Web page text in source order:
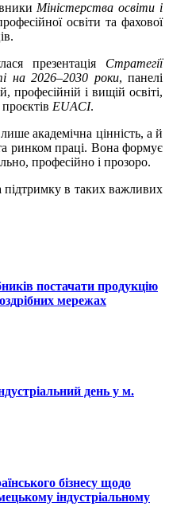
Міністерства освіти і
освіти та фахової
презентація Стратегії
на 2026–2030 роки, панелі
професійній і вищій освіті,
EUACI.
академічна цінність, а й
ринком праці. Вона формує
професійно і прозоро.
в таких важливих
постачати продукцію
мережах
день у м.
бізнесу щодо
індустріальному